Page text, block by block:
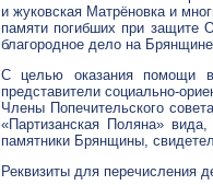
и жуковская Матрёновка и
памяти погибших при защите
благородное дело на
С целью оказания помощи в
представители социально-
Члены Попечительского
«Партизанская Поляна»
памятники Брянщины,
Реквизиты для перечисления